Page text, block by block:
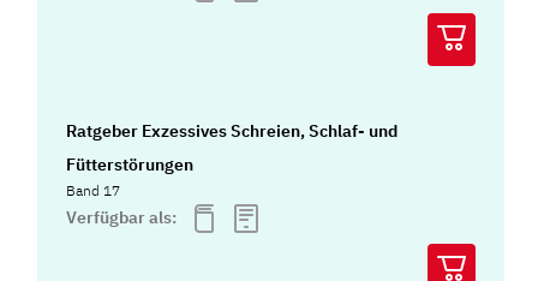
Ratgeber Exzessives Schreien, Schlaf- und
Fütterstörungen
Band 17
Verfügbar als: